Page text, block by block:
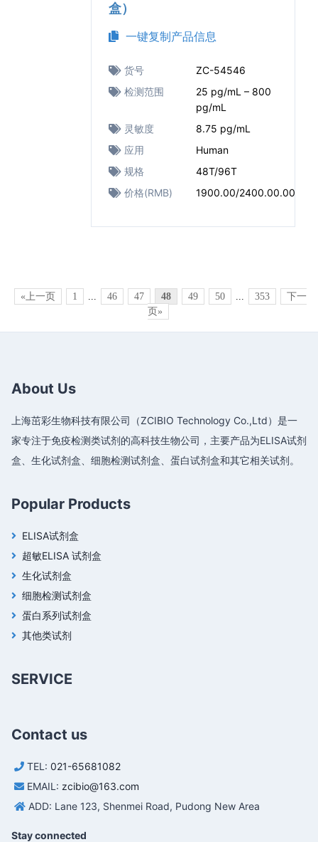
盒）
一键复制产品信息
货号
ZC-54546
检测范围
25 pg/mL – 800
pg/mL
灵敏度
8.75 pg/mL
应用
Human
规格
48T/96T
价格(RMB)
1900.00/2400.00.00
«上一页 1 ... 46 47 48 49 50 ... 353
下一
页»
About Us
上海茁彩生物科技有限公司（ZCIBIO Technology Co.,Ltd）是一
家专注于免疫检测类试剂的高科技生物公司，主要产品为ELISA试剂
盒、生化试剂盒、细胞检测试剂盒、蛋白试剂盒和其它相关试剂。
Popular Products
ELISA试剂盒
超敏ELISA 试剂盒
生化试剂盒
细胞检测试剂盒
蛋白系列试剂盒
其他类试剂
SERVICE
Contact us
TEL: 021-65681082
EMAIL: zcibio@163.com
ADD: Lane 123, Shenmei Road, Pudong New Area
Stay connected